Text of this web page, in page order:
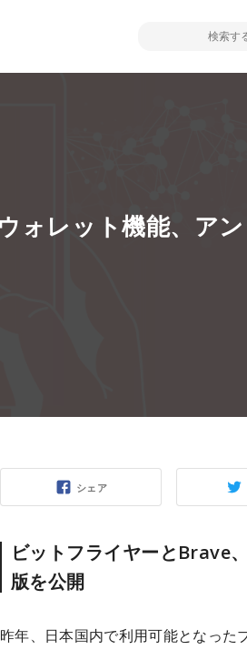
ォレット機能、アン
シェア
ビットフライヤーとBrave
版を公開
昨年、日本国内で利用可能となった